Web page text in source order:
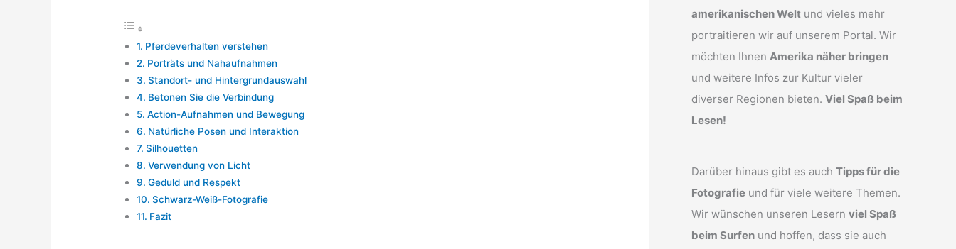
Pferdeverhalten verstehen
Porträts und Nahaufnahmen
Standort- und Hintergrundauswahl
Betonen Sie die Verbindung
Action-Aufnahmen und Bewegung
Natürliche Posen und Interaktion
Silhouetten
Verwendung von Licht
Geduld und Respekt
Schwarz-Weiß-Fotografie
Fazit
amerikanischen Welt und vieles mehr
portraitieren wir auf unserem Portal. Wir
möchten Ihnen Amerika näher bringen
und weitere Infos zur Kultur vieler
diverser Regionen bieten. Viel Spaß beim
Lesen!
Darüber hinaus gibt es auch Tipps für die
Fotografie und für viele weitere Themen.
Wir wünschen unseren Lesern viel Spaß
beim Surfen und hoffen, dass sie auch